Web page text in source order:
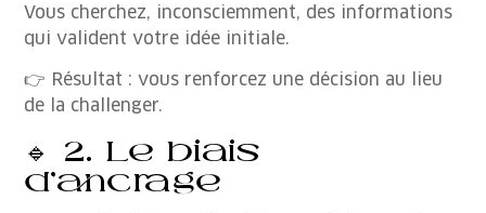
Vous cherchez, inconsciemment, des informations
qui valident votre idée initiale.
👉 Résultat : vous renforcez une décision au lieu
de la challenger.
🔹 2. Le biais
d’ancrage